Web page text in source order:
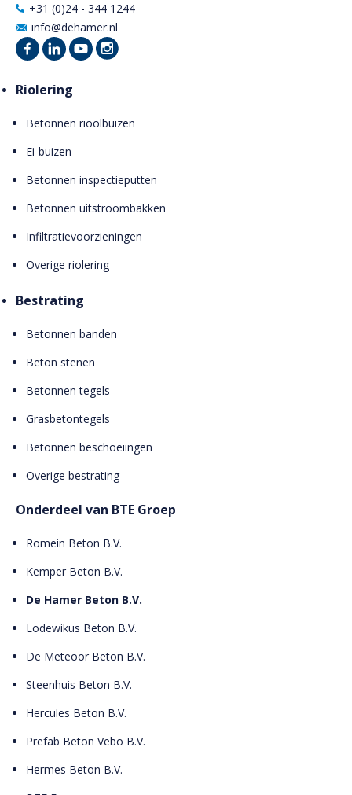
+31 (0)24 - 344 1244
info@dehamer.nl
Riolering
Betonnen rioolbuizen
Ei-buizen
Betonnen inspectieputten
Betonnen uitstroombakken
Infiltratievoorzieningen
Overige riolering
Bestrating
Betonnen banden
Beton stenen
Betonnen tegels
Grasbetontegels
Betonnen beschoeiingen
Overige bestrating
Onderdeel van BTE Groep
Romein Beton B.V.
Kemper Beton B.V.
De Hamer Beton B.V.
Lodewikus Beton B.V.
De Meteoor Beton B.V.
Steenhuis Beton B.V.
Hercules Beton B.V.
Prefab Beton Vebo B.V.
Hermes Beton B.V.